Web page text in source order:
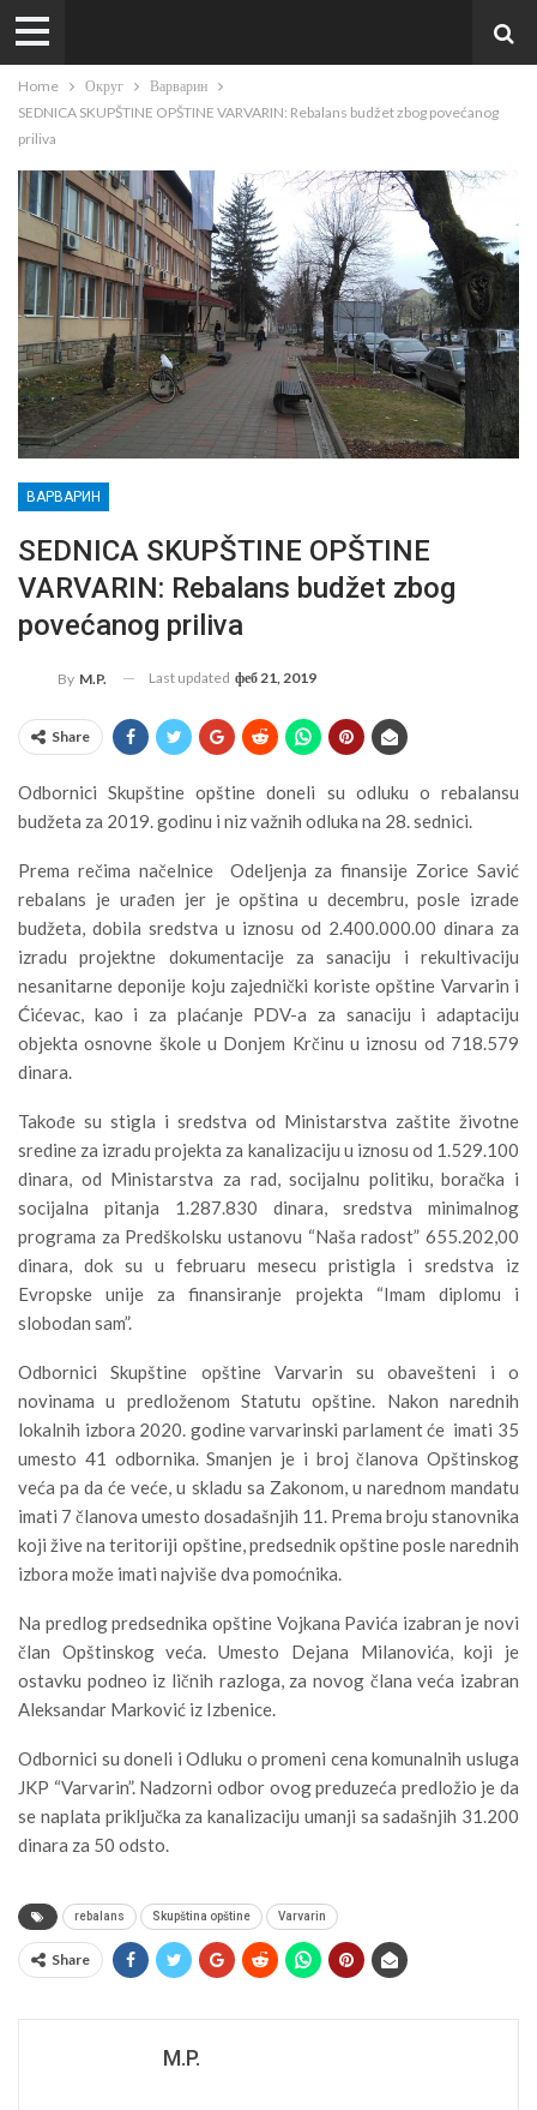
Home Округ
Варварин
SEDNICA SKUPŠTINE OPŠTINE VARVARIN: Rebalans budžet zbog povećanog
priliva
ВАРВАРИН
SEDNICA SKUPŠTINE OPŠTINE
VARVARIN: Rebalans budžet zbog
povećanog priliva
By M.P. Last updated феб 21, 2019
Share
Odbornici Skupštine opštine doneli su odluku o rebalansu
budžeta za 2019. godinu i niz važnih odluka na 28. sednici.
Prema rečima načelnice Odeljenja za finansije Zorice Savić
rebalans je urađen jer je opština u decembru, posle izrade
budžeta, dobila sredstva u iznosu od 2.400.000.00 dinara za
izradu projektne dokumentacije za sanaciju i rekultivaciju
nesanitarne deponije koju zajednički koriste opštine Varvarin i
Ćićevac, kao i za plaćanje PDV-a za sanaciju i adaptaciju
objekta osnovne škole u Donjem Krčinu u iznosu od 718.579
dinara.
Takođe su stigla i sredstva od Ministarstva zaštite životne
sredine za izradu projekta za kanalizaciju u iznosu od 1.529.100
dinara, od Ministarstva za rad, socijalnu politiku, boračka i
socijalna pitanja 1.287.830 dinara, sredstva minimalnog
programa za Predškolsku ustanovu “Naša radost” 655.202,00
dinara, dok su u februaru mesecu pristigla i sredstva iz
Evropske unije za finansiranje projekta “Imam diplomu i
slobodan sam”.
Odbornici Skupštine opštine Varvarin su obavešteni i o
novinama u predloženom Statutu opštine. Nakon narednih
lokalnih izbora 2020. godine varvarinski parlament će imati 35
umesto 41 odbornika. Smanjen je i broj članova Opštinskog
veća pa da će veće, u skladu sa Zakonom, u narednom mandatu
imati 7 članova umesto dosadašnjih 11. Prema broju stanovnika
koji žive na teritoriji opštine, predsednik opštine posle narednih
izbora može imati najviše dva pomoćnika.
Na predlog predsednika opštine Vojkana Pavića izabran je novi
član Opštinskog veća. Umesto Dejana Milanovića, koji je
ostavku podneo iz ličnih razloga, za novog člana veća izabran
Aleksandar Marković iz Izbenice.
Odbornici su doneli i Odluku o promeni cena komunalnih usluga
JKP “Varvarin”. Nadzorni odbor ovog preduzeća predložio je da
se naplata priključka za kanalizaciju umanji sa sadašnjih 31.200
dinara za 50 odsto.
rebalans Skupština opštine Varvarin
Share
M.P.